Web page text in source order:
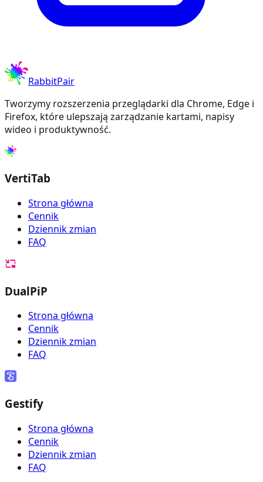
RabbitPair
Tworzymy rozszerzenia przeglądarki dla Chrome, Edge i
Firefox, które ulepszają zarządzanie kartami, napisy
wideo i produktywność.
VertiTab
Strona główna
Cennik
Dziennik zmian
FAQ
DualPiP
Strona główna
Cennik
Dziennik zmian
FAQ
Gestify
Strona główna
Cennik
Dziennik zmian
FAQ